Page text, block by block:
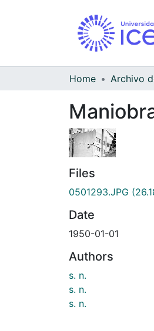
Home
Files
0501293.JPG
Date
1950-01-01
Authors
s. n.
s. n.
s. n.